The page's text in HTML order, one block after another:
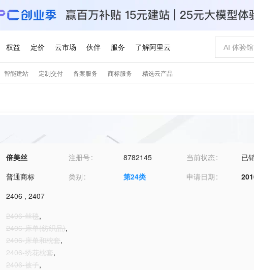
倍美丝 注册号 8782145 当前状态
已
普通商标 类别 第24类 申请日期
2406 , 2407
2406-丝毯,
2406-床单(纺织品),
2406-床单和枕套,
2406-绣花枕套,
2406-被子,